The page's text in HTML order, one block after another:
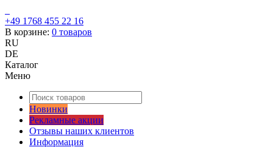
+49 1768 455 22 16
В корзине: 0 товаров
RU
DE
Каталог
Меню
Новинки
Рекламные акции
Отзывы наших клиентов
Информация